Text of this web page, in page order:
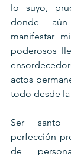
lo suyo,
donde
manifestar
poderosos
actos
todo desde la
Ser santo
perfección
de